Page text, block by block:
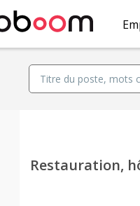
Restauration,